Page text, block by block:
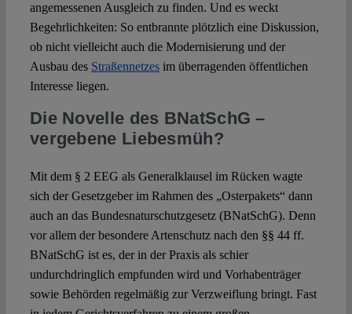
angemessenen Ausgleich zu finden. Und es weckt
Begehrlichkeiten: So entbrannte plötzlich eine Diskussion,
ob nicht vielleicht auch die Modernisierung und der
Ausbau des Straßennetzesim überragenden öffentlichen
Interesse liegen.
Die Novelle des BNatSchG –
vergebene Liebesmüh?
Mit dem § 2 EEG als Generalklausel im Rücken wagte
sich der Gesetzgeber im Rahmen des „Osterpakets“ dann
auch an das Bundesnaturschutzgesetz (BNatSchG). Denn
vor allem der besondere Artenschutz nach den §§ 44 ff.
BNatSchG ist es, der in der Praxis als schier
undurchdringlich empfunden wird und Vorhabenträger
sowie Behörden regelmäßig zur Verzweiflung bringt. Fast